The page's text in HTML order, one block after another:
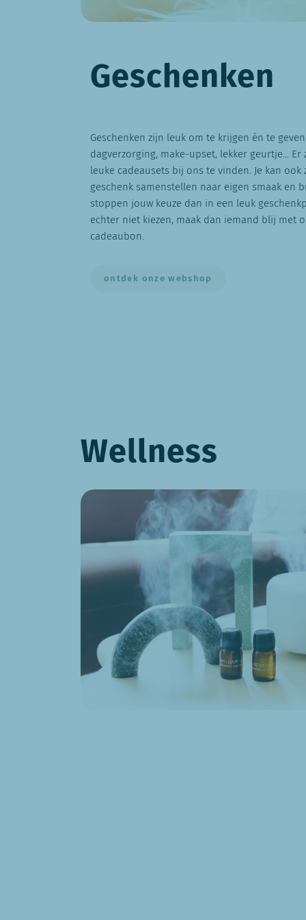
Geschenken
Geschenken zijn leuk om te krijgen én te
dagverzorging, make-upset, lekker geurtje... Er
leuke cadeausets bij ons te vinden. Je kan ook
geschenk samenstellen naar eigen smaak en
stoppen jouw keuze dan in een leuk
echter niet kiezen, maak dan iemand blij met
cadeaubon.
ontdek onze webshop
Wellness